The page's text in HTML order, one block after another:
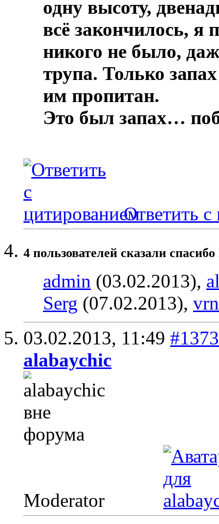
одну высоту,
всё закончилось, я
никого не было,
трупа. Только
им пропитан.
Это был запах…
Ответить с
4 пользователей сказали
admin (03.02.2013),
Serg (07.02.2013),
03.02.2013, 11:49 #1373
alabaychic
Moderator